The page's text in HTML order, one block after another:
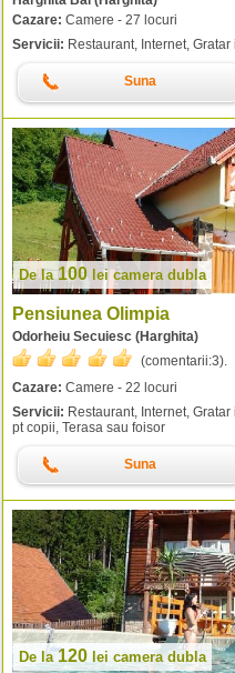
Cazare: Camere - 27 locuri
Servicii: Restaurant, Internet, Gratar
Suna
De la 100 leicamera dubla
Pensiunea Olimpia
Odorheiu Secuiesc (Harghita)
(comentarii:3).
Cazare: Camere - 22 locuri
Servicii: Restaurant, Internet,
pt copii, Terasa sau foisor
Suna
De la120 lei camera dubla